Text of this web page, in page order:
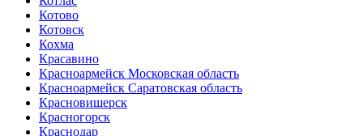
Котово
Котовск
Кохма
Красавино
Красноармейск Московская область
Красноармейск Саратовская область
Красновишерск
Красногорск
Краснодар